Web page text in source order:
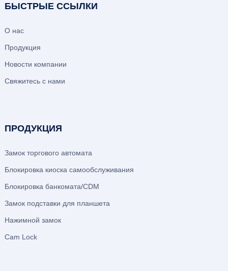
БЫСТРЫЕ ССЫЛКИ
О нас
Продукция
Новости компании
Свяжитесь с нами
ПРОДУКЦИЯ
Замок торгового автомата
Блокировка киоска самообслуживания
Блокировка банкомата/CDM
Замок подставки для планшета
Нажимной замок
Cam Lock